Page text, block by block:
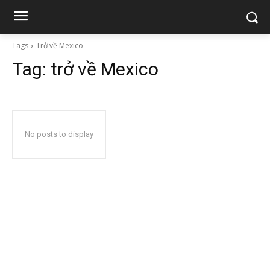
Tags Trở về Mexico
Tag: trở về Mexico
No posts to display